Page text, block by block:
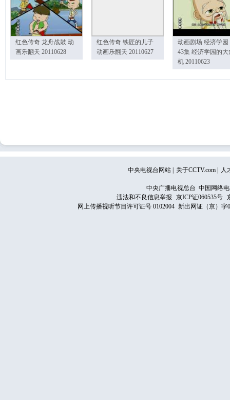
红色传奇 龙舟战鼓 动
画乐翻天 20110628
红色传奇 铁匠的儿子
动画乐翻天 20110627
动画剧场 经济学园
43集 经济学园的大
机 20110623
中央电视台网站 关于CCTV.com 人
中央广播电视总台 中国网络
违法和不良信息举报
京ICP证060535号
网上传播视听节目许可证号 0102004 新出网证（京）